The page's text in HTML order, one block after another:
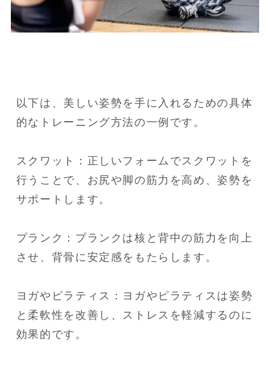
以下は、美しい姿勢を手に入れるための具体
的なトレーニング方法の一例です。
スクワット：正しいフォームでスクワットを
行うことで、お尻や脚の筋力を高め、姿勢を
サポートします。
プランク：プランクは核と背中の筋力を向上
させ、背骨に安定感をもたらします。
ヨガやピラティス：ヨガやピラティスは姿勢
と柔軟性を改善し、ストレスを軽減するのに
効果的です。